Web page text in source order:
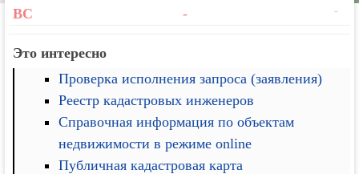
ВС - -
Это интересно
Проверка исполнения запроса (заявления)
Реестр кадастровых инженеров
Справочная информация по объектам
недвижимости в режиме online
Публичная кадастровая карта